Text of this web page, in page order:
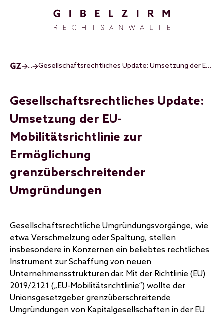
... Gesellschaftsrechtliches Update: Umsetzung der EU-Mobilitätsrichtlinie zur Ermöglichung grenzüberschreitender Umgründungen
Gesellschaftsrechtliches Update:
Umsetzung der EU-
Mobilitätsrichtlinie zur
Ermöglichung
grenzüberschreitender
Umgründungen
Gesellschaftsrechtliche Umgründungsvorgänge, wie
etwa Verschmelzung oder Spaltung, stellen
insbesondere in Konzernen ein beliebtes rechtliches
Instrument zur Schaffung von neuen
Unternehmensstrukturen dar. Mit der Richtlinie (EU)
2019/2121 („EU-Mobilitätsrichtlinie“) wollte der
Unionsgesetzgeber grenzüberschreitende
Umgründungen von Kapitalgesellschaften in der EU